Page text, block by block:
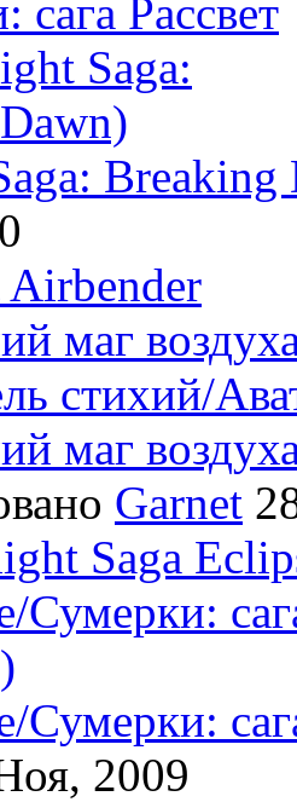
Breaking
маг
Garnet
Сумерки:
2009